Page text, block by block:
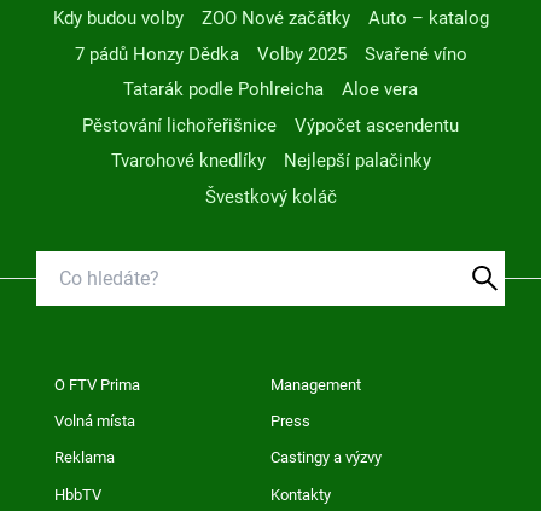
Kdy budou volby
ZOO Nové začátky
Auto – katalog
7 pádů Honzy Dědka
Volby 2025
Svařené víno
Tatarák podle Pohlreicha
Aloe vera
Pěstování lichořeřišnice
Výpočet ascendentu
Tvarohové knedlíky
Nejlepší palačinky
Švestkový koláč
O FTV Prima Management
Volná místa Press
Reklama Castingy a výzvy
HbbTV Kontakty